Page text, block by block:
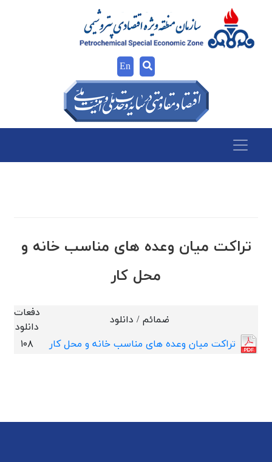
En
تراکت میان وعده های مناسب خانه و
محل کار
ضمائم / دانلود
دفعات
دانلود
تراکت میان وعده های مناسب خانه و محل کار
۱۰۸